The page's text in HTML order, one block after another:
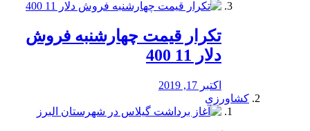
تکرار قیمت چهارشنبه فروش
دلار 11 400
اکتبر 17, 2019
کشاورزی